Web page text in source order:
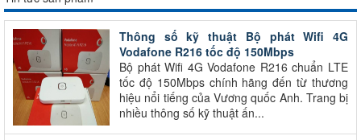
Thông số kỹ thuật Bộ phát Wifi 4G
Vodafone R216 tốc độ 150Mbps
Bộ phát Wifi 4G Vodafone R216 chuẩn LTE
tốc độ 150Mbps chính hãng đến từ thương
hiệu nổi tiếng của Vương quốc Anh. Trang bị
nhiều thông số kỹ thuật ấn...